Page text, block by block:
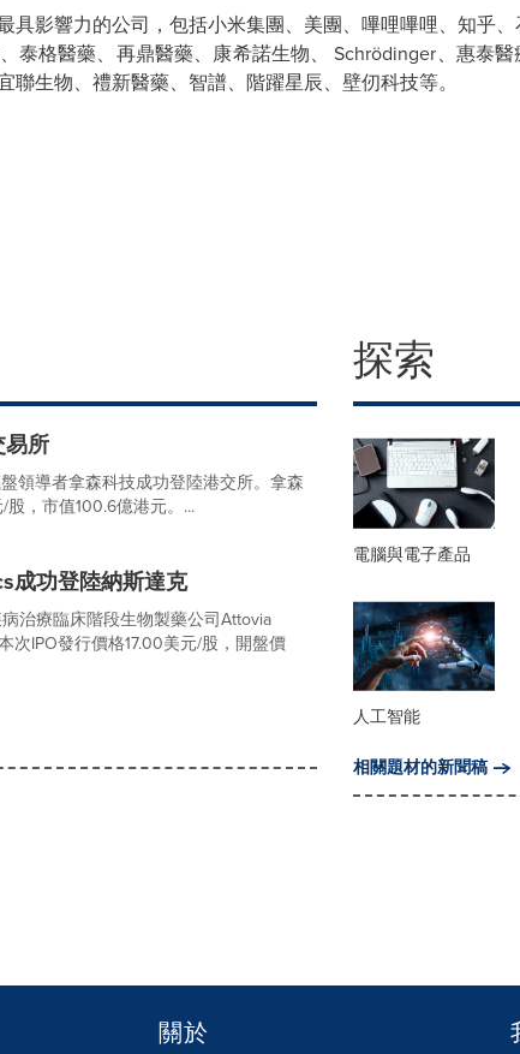
影響力的公司，包括小米集團、美團、嗶哩嗶哩、知乎
格醫藥、再鼎醫藥、康希諾生物、
Schrödinger、惠泰
生物、禮新醫藥、智譜、階躍星辰、壁仞科技等。
所
領導者拿森科技成功登陸港交所。拿森
，市值100.6億港元。...
成功登陸納斯達克
治療臨床階段生物製藥公司Attovia
次IPO發行價格17.00美元/股，開盤價
探索
電腦與電子產品
人工智能
相關題材的新聞稿
關於